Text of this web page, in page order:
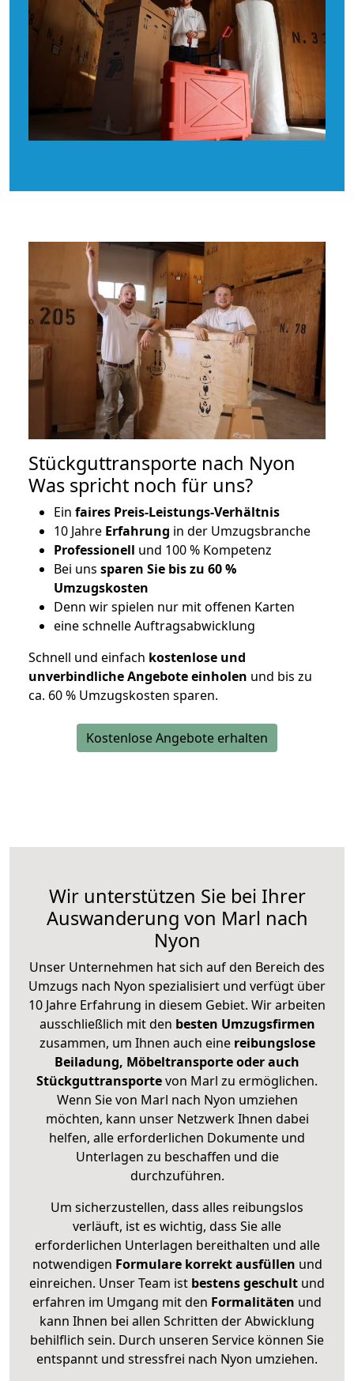
Stückguttransporte nach Nyon
Was spricht noch für uns?
Ein faires Preis-Leistungs-Verhältnis
10 Jahre Erfahrung in der Umzugsbranche
Professionell und 100 % Kompetenz
Bei uns sparen Sie bis zu 60 %
Umzugskosten
Denn wir spielen nur mit offenen Karten
eine schnelle Auftragsabwicklung
Schnell und einfach kostenlose und
unverbindliche Angebote einholen und bis zu
ca. 60 % Umzugskosten sparen.
Kostenlose Angebote erhalten
Wir unterstützen Sie bei Ihrer
Auswanderung von Marl nach
Nyon
Unser Unternehmen hat sich auf den Bereich des
Umzugs nach Nyon spezialisiert und verfügt über
10 Jahre Erfahrung in diesem Gebiet. Wir arbeiten
ausschließlich mit den besten Umzugsfirmen
zusammen, um Ihnen auch eine reibungslose
Beiladung, Möbeltransporte oder auch
Stückguttransportevon Marl zu ermöglichen.
Wenn Sie von Marl nach Nyon umziehen
möchten, kann unser Netzwerk Ihnen dabei
helfen, alle erforderlichen Dokumente und
Unterlagen zu beschaffen und die
durchzuführen.
Um sicherzustellen, dass alles reibungslos
verläuft, ist es wichtig, dass Sie alle
erforderlichen Unterlagen bereithalten und alle
notwendigen Formulare korrekt ausfüllen und
einreichen. Unser Team ist bestens geschult und
erfahren im Umgang mit den Formalitäten und
kann Ihnen bei allen Schritten der Abwicklung
behilflich sein. Durch unseren Service können Sie
entspannt und stressfrei nach Nyon umziehen.